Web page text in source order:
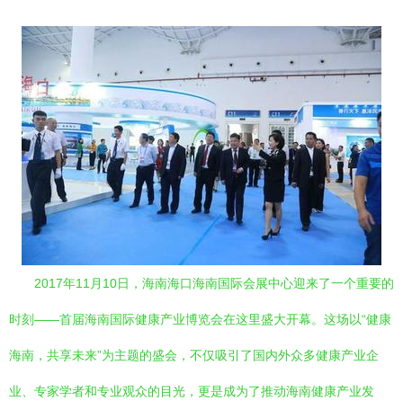
2017年11月10日，海南海口海南国际会展中心迎来了一个重要的
时刻——首届海南国际健康产业博览会在这里盛大开幕。这场以“健康
海南，共享未来”为主题的盛会，不仅吸引了国内外众多健康产业企
业、专家学者和专业观众的目光，更是成为了推动海南健康产业发